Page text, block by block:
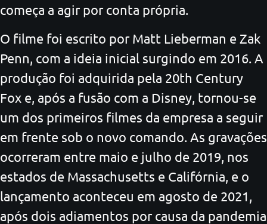
começa a agir por conta própria.
O filme foi escrito por Matt Lieberman e Zak
Penn, com a ideia inicial surgindo em 2016. A
produção foi adquirida pela 20th Century
Fox e, após a fusão com a Disney, tornou-se
um dos primeiros filmes da empresa a seguir
em frente sob o novo comando. As gravações
ocorreram entre maio e julho de 2019, nos
estados de Massachusetts e Califórnia, e o
lançamento aconteceu em agosto de 2021,
após dois adiamentos por causa da pandemia